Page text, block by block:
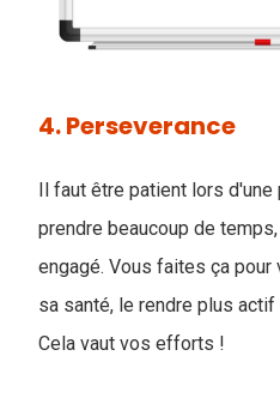
4. Perseverance
Il faut être patient lors
prendre beaucoup de
engagé. Vous faites ça pour
sa santé, le rendre plus
Cela vaut vos efforts !